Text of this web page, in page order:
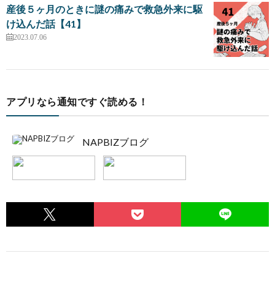
産後５ヶ月のときに謎の痛みで救急外来に駆
け込んだ話【41】
2023.07.06
アプリなら通知ですぐ読める！
NAPBIZブログ